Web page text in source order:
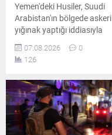
Yemen'deki Husiler, Suudi
Arabistan'ın bölgede askeri
yığınak yaptığı iddiasıyla
hükümete bağlı kamplara
balistik füze ve İHA'larla
saldırı düzenlediğini
bölgede yüzden fazla ölü
olduğu iddia edildi.
07.08.2026
0
126